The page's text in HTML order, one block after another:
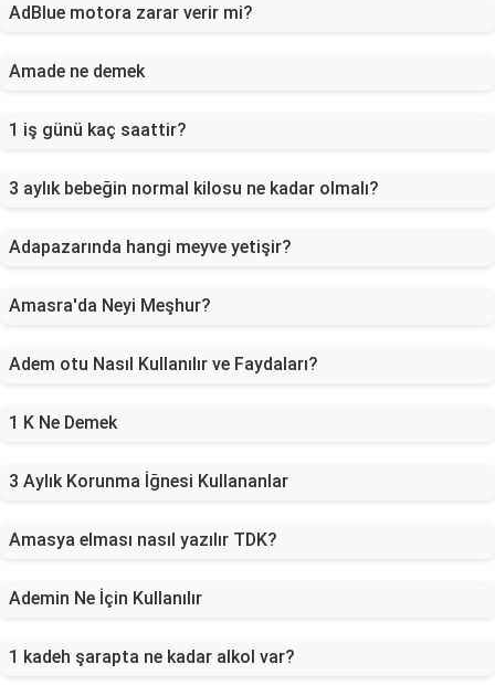
AdBlue motora zarar verir mi?
Amade ne demek
1 iş günü kaç saattir?
3 aylık bebeğin normal kilosu ne kadar olmalı?
Adapazarında hangi meyve yetişir?
Amasra'da Neyi Meşhur?
Adem otu Nasıl Kullanılır ve Faydaları?
1 K Ne Demek
3 Aylık Korunma İğnesi Kullananlar
Amasya elması nasıl yazılır TDK?
Ademin Ne İçin Kullanılır
1 kadeh şarapta ne kadar alkol var?